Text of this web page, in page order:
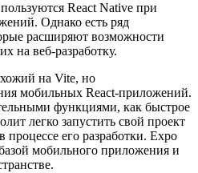
React Native при
Однако есть ряд
расширяют возможности
на веб-разработку.
на Vite, но
мобильных React-приложений.
функциями, как быстрое
легко запустить свой проект
процессе его разработки. Expo
мобильного приложения и